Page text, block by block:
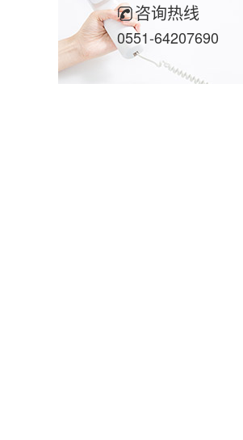
咨询热线
0551-64207690